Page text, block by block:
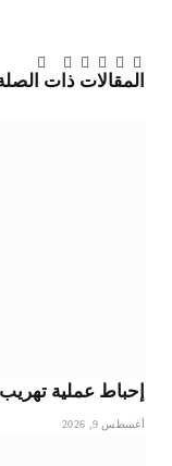
فيسبوك
تويتربينتيريست
لينكدإن
Tumblr
تيلقرام
البريد
المقالات ذات
إحباط عملية
أغسطس 9, 2026